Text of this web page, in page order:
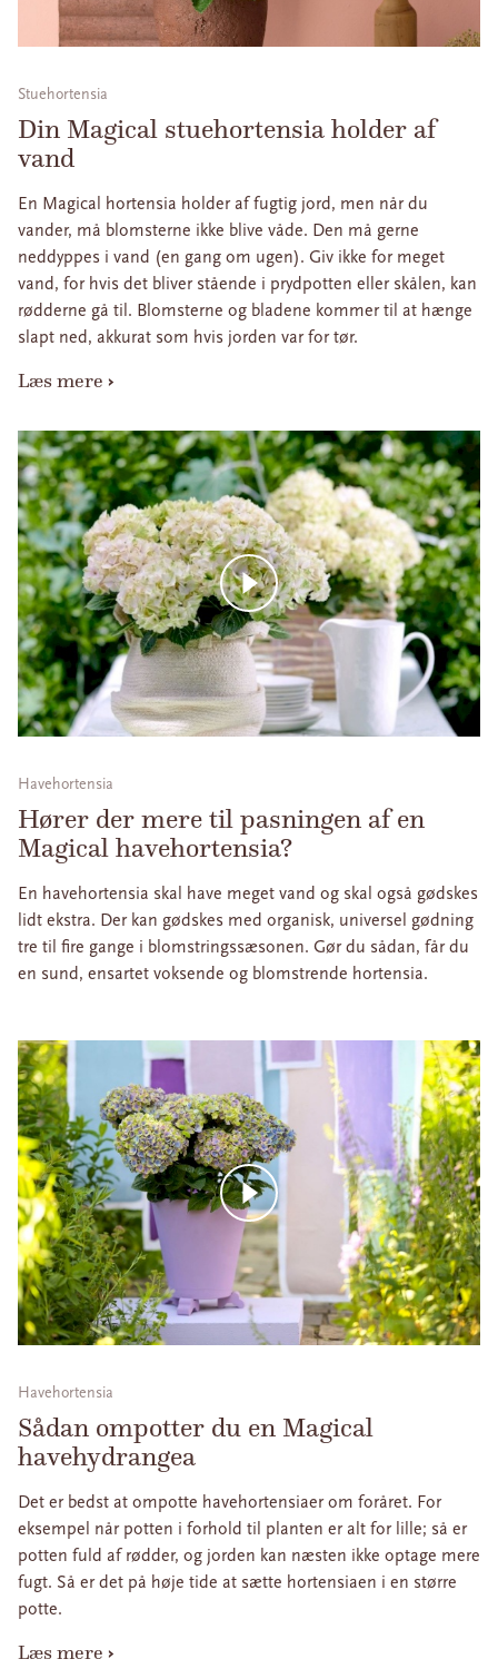
Stuehortensia
Din Magical stuehortensia holder af
vand
En Magical hortensia holder af fugtig jord, men når du
vander, må blomsterne ikke blive våde. Den må gerne
neddyppes i vand (en gang om ugen). Giv ikke for meget
vand, for hvis det bliver stående i prydpotten eller skålen, kan
rødderne gå til. Blomsterne og bladene kommer til at hænge
slapt ned, akkurat som hvis jorden var for tør.
Læs mere
Havehortensia
Hører der mere til pasningen af en
Magical havehortensia?
En havehortensia skal have meget vand og skal også gødskes
lidt ekstra. Der kan gødskes med organisk, universel gødning
tre til fire gange i blomstringssæsonen. Gør du sådan, får du
en sund, ensartet voksende og blomstrende hortensia.
Havehortensia
Sådan ompotter du en Magical
havehydrangea
Det er bedst at ompotte havehortensiaer om foråret. For
eksempel når potten i forhold til planten er alt for lille; så er
potten fuld af rødder, og jorden kan næsten ikke optage mere
fugt. Så er det på høje tide at sætte hortensiaen i en større
potte.
Læs mere